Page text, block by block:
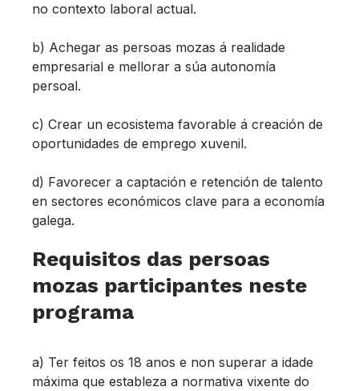
no contexto laboral actual.
b) Achegar as persoas mozas á realidade
empresarial e mellorar a súa autonomía
persoal.
c) Crear un ecosistema favorable á creación de
oportunidades de emprego xuvenil.
d) Favorecer a captación e retención de talento
en sectores económicos clave para a economía
galega.
Requisitos das persoas
mozas participantes neste
programa
a) Ter feitos os 18 anos e non superar a idade
máxima que estableza a normativa vixente do